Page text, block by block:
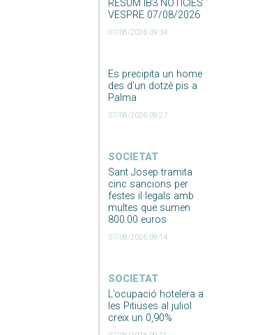
RESUM IB3 NOTÍCIES
VESPRE 07/08/2026
07/08/2026 09:34
Es precipita un home
des d’un dotzè pis a
Palma
07/08/2026 09:27
SOCIETAT
Sant Josep tramita
cinc sancions per
festes il·legals amb
multes que sumen
800.00 euros
07/08/2026 09:14
SOCIETAT
L’ocupació hotelera a
les Pitiüses al juliol
creix un 0,90%